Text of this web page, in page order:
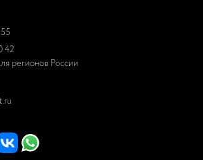
42
регионов России